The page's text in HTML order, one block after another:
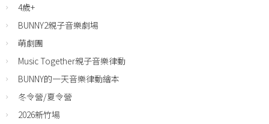
4歲+
BUNNY2親子音樂劇場
萌劇團
Music Together親子音樂律動
BUNNY的一天音樂律動繪本
冬令營/夏令營
2026新竹場